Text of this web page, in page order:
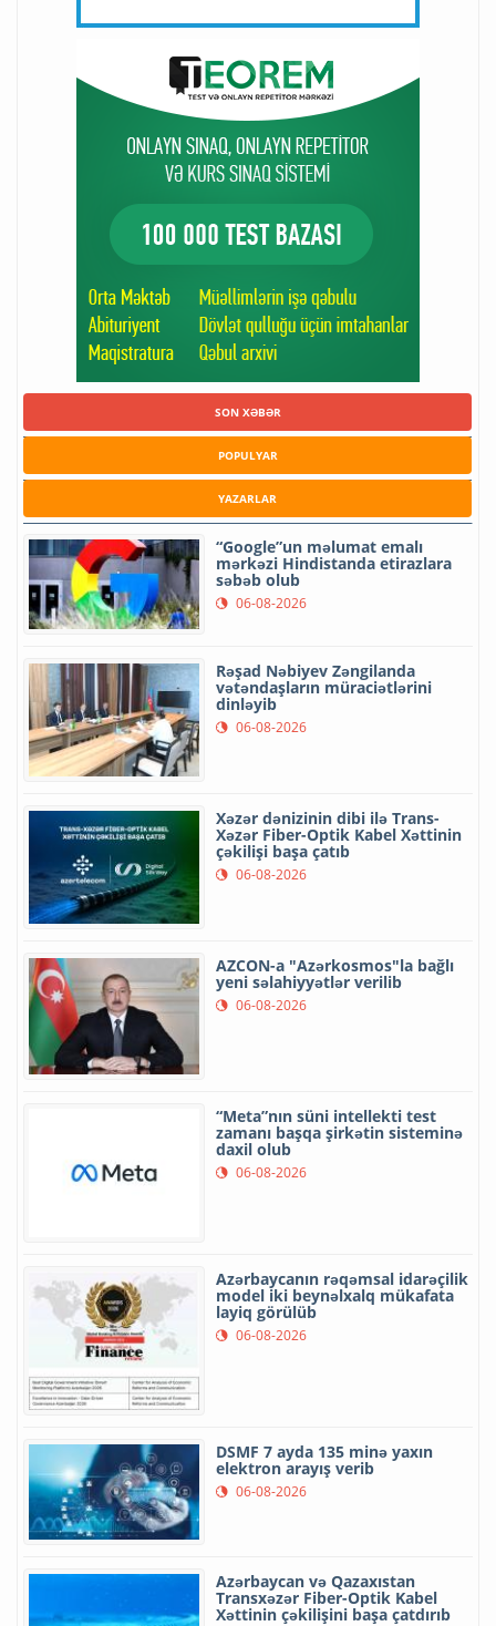
SON XƏBƏR
POPULYAR
YAZARLAR
“Google”un məlumat emalı
mərkəzi Hindistanda etirazlara
səbəb olub
06-08-2026
Rəşad Nəbiyev Zəngilanda
vətəndaşların müraciətlərini
dinləyib
06-08-2026
Xəzər dənizinin dibi ilə Trans-
Xəzər Fiber-Optik Kabel Xəttinin
çəkilişi başa çatıb
06-08-2026
AZCON-a "Azərkosmos"la bağlı
yeni səlahiyyətlər verilib
06-08-2026
“Meta”nın süni intellekti test
zamanı başqa şirkətin sisteminə
daxil olub
06-08-2026
Azərbaycanın rəqəmsal idarəçilik
model iki beynəlxalq mükafata
layiq görülüb
06-08-2026
DSMF 7 ayda 135 minə yaxın
elektron arayış verib
06-08-2026
Azərbaycan və Qazaxıstan
Transxəzər Fiber-Optik Kabel
Xəttinin çəkilişini başa çatdırıb